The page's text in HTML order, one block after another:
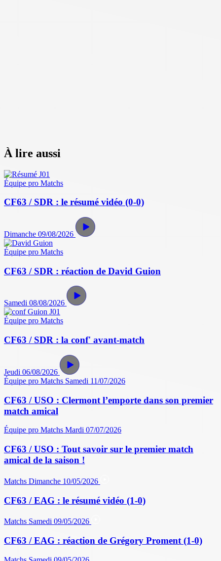
À lire aussi
Équipe pro Matchs
CF63 / SDR : le résumé vidéo (0-0)
Dimanche 09/08/2026
Équipe pro Matchs
CF63 / SDR : réaction de David Guion
Samedi 08/08/2026
Équipe pro Matchs
CF63 / SDR : la conf' avant-match
Jeudi 06/08/2026
Équipe pro Matchs Samedi 11/07/2026
CF63 / USO : Clermont l’emporte dans son premier
match amical
Équipe pro Matchs Mardi 07/07/2026
CF63 / USO : Tout savoir sur le premier match
amical de la saison !
Matchs Dimanche 10/05/2026
CF63 / EAG : le résumé vidéo (1-0)
Matchs Samedi 09/05/2026
CF63 / EAG : réaction de Grégory Proment (1-0)